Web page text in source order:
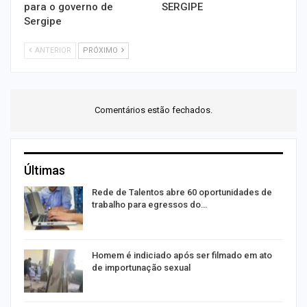
para o governo de
Sergipe
SERGIPE
ANTERIOR PRÓXIMO
Comentários estão fechados.
Últimas
Rede de Talentos abre 60 oportunidades de
trabalho para egressos do…
Homem é indiciado após ser filmado em ato
de importunação sexual